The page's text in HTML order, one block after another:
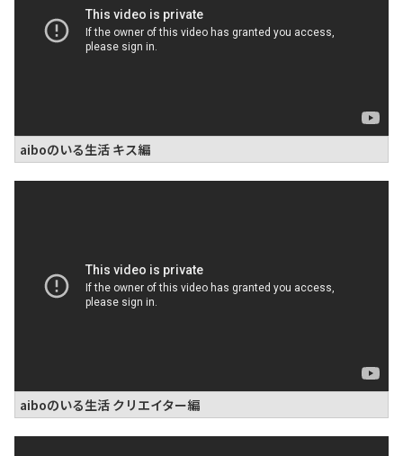
aiboのいる生活 キス編
aiboのいる生活 クリエイター編